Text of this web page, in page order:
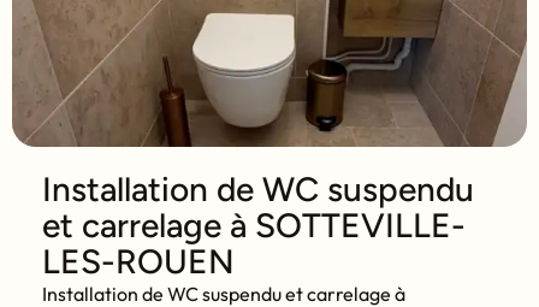
Installation de WC suspendu
et carrelage à SOTTEVILLE-
LES-ROUEN
Installation de WC suspendu et carrelage à